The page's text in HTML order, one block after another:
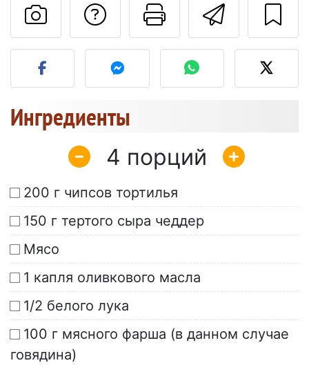
Задать вопрос
Разместите фото этого
Ингредиенты
4
200 г чипсов тортилья
150 г тертого сыра чеддер
Мясо
1 капля оливкового масла
1/2 белого лука
100 г мясного фарша (в данном случае
говядина)